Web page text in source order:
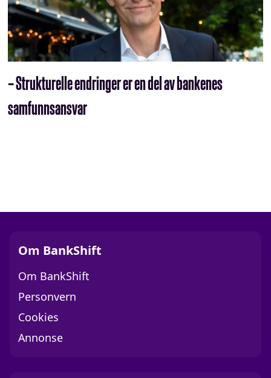
– Strukturelle endringer er en del av bankenes
samfunnsansvar
Om BankShift
Om BankShift
Personvern
Cookies
Annonse